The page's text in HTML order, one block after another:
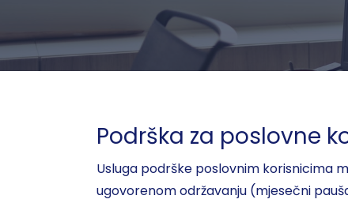
Podrška za poslovne
Usluga podrške poslovnim korisnicima
ugovorenom održavanju (mjesečni